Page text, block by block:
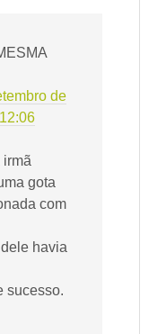
de
irmã
gota
com
havia
sucesso.